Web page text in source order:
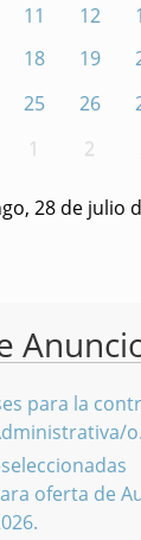
11 12
18 19
25 26
1 2
28 de julio
para la
o.
oferta de